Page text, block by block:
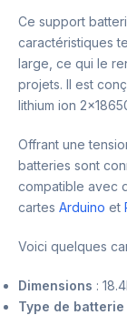
Ce support
caractéristiques
large, ce qui le
projets. Il est
lithium ion
Offrant une
batteries sont
compatible avec
cartes Arduino et
Voici quelques
Dimensions :
Type de batterie